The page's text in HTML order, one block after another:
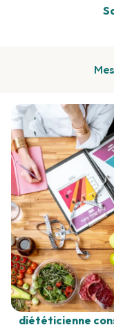
diététicienne